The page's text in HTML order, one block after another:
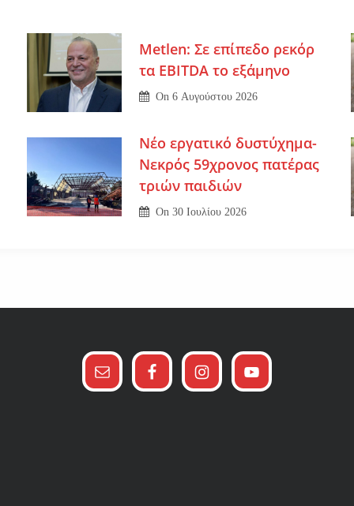
Metlen: Σε επίπεδο ρεκόρ
τα EBITDA το εξάμηνο
On6 Αυγούστου 2026
Νέο εργατικό δυστύχημα-
Νεκρός 59χρονος πατέρας
τριών παιδιών
On30 Ιουλίου 2026